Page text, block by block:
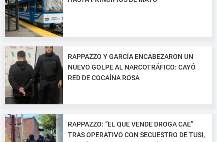
RAPPAZZO Y GARCÍA ENCABEZARON UN
NUEVO GOLPE AL NARCOTRÁFICO: CAYÓ
RED DE COCAÍNA ROSA
RAPPAZZO: “EL QUE VENDE DROGA CAE”
TRAS OPERATIVO CON SECUESTRO DE TUSI,